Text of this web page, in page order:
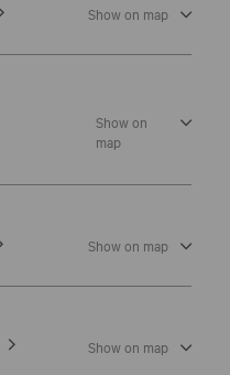
Show on map
Show on
map
Show on map
Show on map